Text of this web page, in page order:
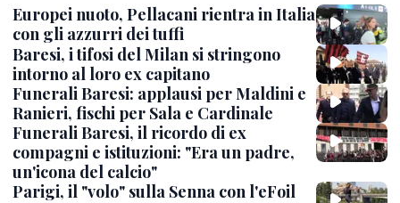
Europei nuoto, Pellacani rientra in Italia
con gli azzurri dei tuffi
Baresi, i tifosi del Milan si stringono
intorno al loro ex capitano
Funerali Baresi: applausi per Maldini e
Ranieri, fischi per Sala e Cardinale
Funerali Baresi, il ricordo di ex
compagni e istituzioni: "Era un padre,
un'icona del calcio"
Parigi, il "volo" sulla Senna con l'eFoil